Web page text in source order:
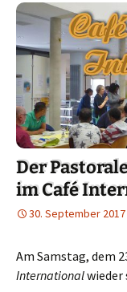
Der
im Café
30. September 2017
Am Samstag, dem
Internationalwieder